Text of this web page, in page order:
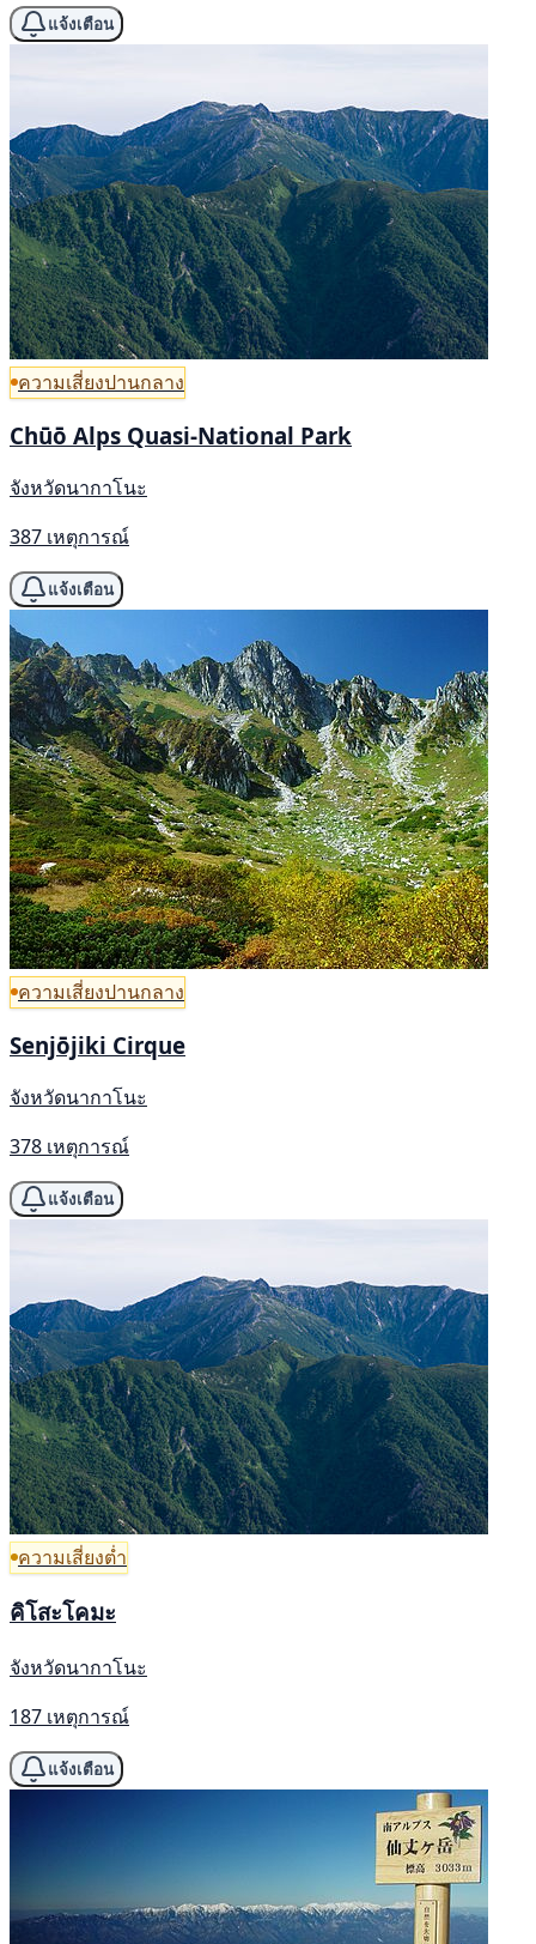
แจ้งเตือน
ความเสี่ยงปานกลาง
Chūō Alps Quasi-National Park
จังหวัดนากาโนะ
387 เหตุการณ์
แจ้งเตือน
ความเสี่ยงปานกลาง
Senjōjiki Cirque
จังหวัดนากาโนะ
378 เหตุการณ์
แจ้งเตือน
ความเสี่ยงต่ำ
คิโสะโคมะ
จังหวัดนากาโนะ
187 เหตุการณ์
แจ้งเตือน